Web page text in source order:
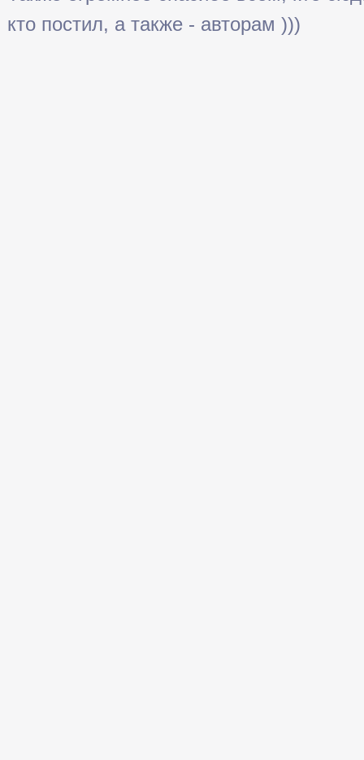
кто постил, а также - авторам )))